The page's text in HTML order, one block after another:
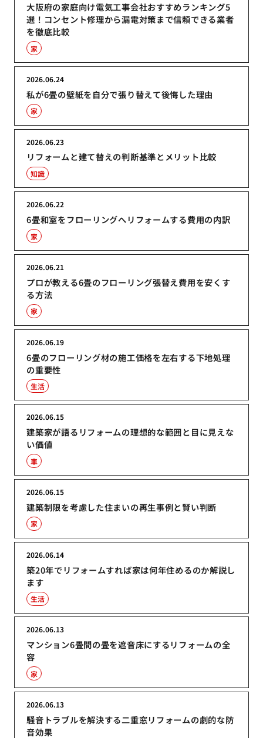
大阪府の家庭向け電気工事会社おすすめランキング5
選！コンセント修理から漏電対策まで信頼できる業者
を徹底比較
家
私が6畳の壁紙を自分で張り替えて後悔した理由
2026.06.24
家
リフォームと建て替えの判断基準とメリット比較
2026.06.23
知識
6畳和室をフローリングへリフォームする費用の内訳
2026.06.22
家
プロが教える6畳のフローリング張替え費用を安くす
る方法
2026.06.21
家
6畳のフローリング材の施工価格を左右する下地処理
の重要性
2026.06.19
生活
建築家が語るリフォームの理想的な範囲と目に見えな
い価値
2026.06.15
車
建築制限を考慮した住まいの再生事例と賢い判断
2026.06.15
家
築20年でリフォームすれば家は何年住めるのか解説し
ます
2026.06.14
生活
マンション6畳間の畳を遮音床にするリフォームの全
容
2026.06.13
家
騒音トラブルを解決する二重窓リフォームの劇的な防
音効果
2026.06.13